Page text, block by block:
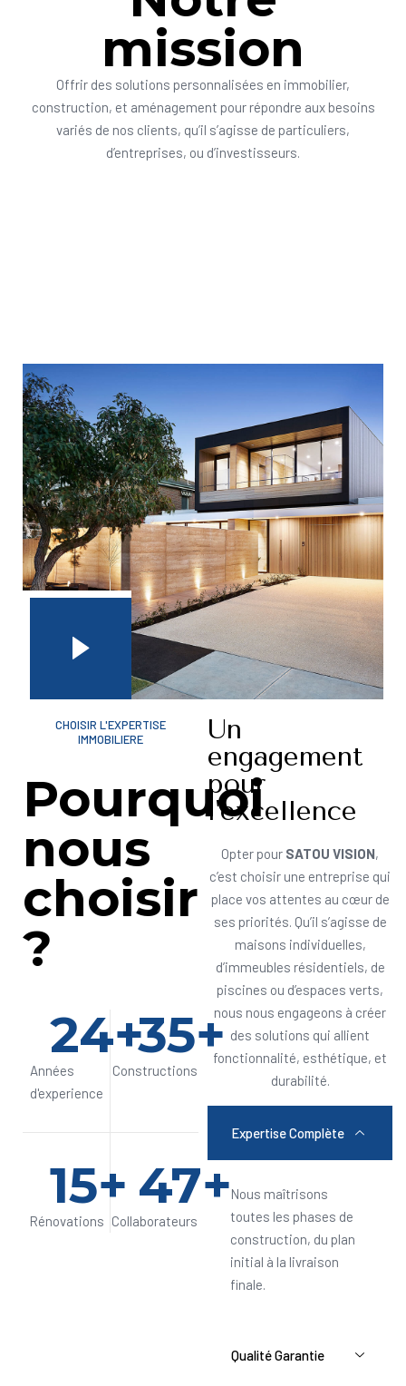
mission
Offrir des solutions personnalisées en immobilier,
construction, et aménagement pour répondre aux besoins
variés de nos clients, qu’il s’agisse de particuliers,
d’entreprises, ou d’investisseurs.
CHOISIR L'EXPERTISE
IMMOBILIERE
Pourquoi
nous
choisir
?
Années
d'experience
24+
Constructions
35+
Rénovations
15+
Collaborateurs
47+
Un
engagement
pour
l'excellence
Opter pour SATOU VISION,
c’est choisir une entreprise qui
place vos attentes au cœur de
ses priorités. Qu’il s’agisse de
maisons individuelles,
d’immeubles résidentiels, de
piscines ou d’espaces verts,
nous nous engageons à créer
des solutions qui allient
fonctionnalité, esthétique, et
durabilité.
Expertise Complète
Nous maîtrisons
toutes les phases de
construction, du plan
initial à la livraison
finale.
Qualité Garantie